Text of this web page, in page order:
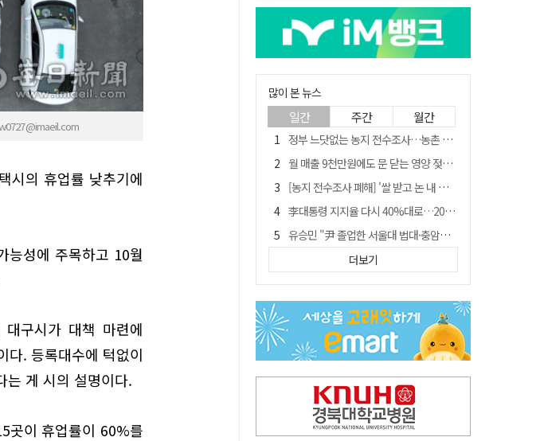
시의 휴업률 낮추기에
능성에 주목하고 10월
구시가 대책 마련에
다. 등록대수에 턱없이
는 게 시의 설명이다.
곳이 휴업률이 60%를
많이 본 뉴스
일간 주간 월간
정부 느닷없는 농지 전수조사…농촌 들쑤시는 '경자유전'의 칼날
월 매출 9천만원에도 문 닫는 영양 젖소농장… "일할 사람이 없어"
[농지 전수조사 폐해] '쌀 받고 논 내 준' 도지농 이제 어쩌나?
李대통령 지지율 다시 40%대로…20대는 18.8%p 급락
유승민 "尹 졸업한 서울대 법대·충암고도 없애야"…李 육사 통합 직격
[농지 전수조사 폐해] 농지값도 흔들리나…"도지 막히면 헐값 매물 나올 수도"
국민 51.9% "李 대통령 재판 재개 필요하다"
경북 영천시, 9월부터 11월까지 반값 여행 혜택 제공
아쉬운 태클
더보기